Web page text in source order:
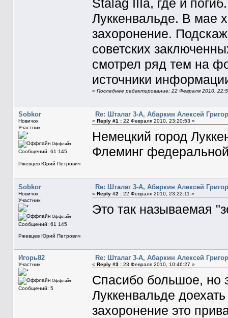
Stalag IIIa, где и
Луккенвальде. В мае
захоронение.
советских
смотрел ряд тем на
источники
« Последнее редактирование: 22 Февраля 2010,
Sobkor
Новичок
Участник
Оффлайн
Сообщений: 61 145
Ржевцев Юрий Петрович
Re: Шталаг 3-А, Абаркин Алексей
« Reply #1 :22 Февраля 2010, 23:20:53 »
Немецкий город
Флеминг
Sobkor
Новичок
Участник
Оффлайн
Сообщений: 61 145
Ржевцев Юрий Петрович
Re: Шталаг 3-А, Абаркин Алексей
« Reply #2 :22 Февраля 2010, 23:22:11 »
Это так называемая
Игорь82
Участник
Оффлайн
Сообщений: 5
Re: Шталаг 3-А, Абаркин Алексей
« Reply #3 :23 Февраля 2010, 10:46:27 »
Спасибо большое, но
Луккенвальде
захоронение это